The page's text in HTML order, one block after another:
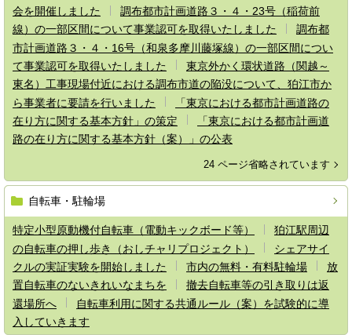
会を開催しました
調布都市計画道路３・４・23号（稲荷前
線）の一部区間について事業認可を取得いたしました
調布都
市計画道路３・４・16号（和泉多摩川藤塚線）の一部区間につい
て事業認可を取得いたしました
東京外かく環状道路（関越～
東名）工事現場付近における調布市道の陥没について、狛江市か
ら事業者に要請を行いました
「東京における都市計画道路の
在り方に関する基本方針」の策定
「東京における都市計画道
路の在り方に関する基本方針（案）」の公表
24 ページ省略されています
自転車・駐輪場
特定小型原動機付自転車（電動キックボード等）
狛江駅周辺
の自転車の押し歩き（おしチャリプロジェクト）
シェアサイ
クルの実証実験を開始しました
市内の無料・有料駐輪場
放
置自転車のないきれいなまちを
撤去自転車等の引き取りは返
還場所へ
自転車利用に関する共通ルール（案）を試験的に導
入していきます